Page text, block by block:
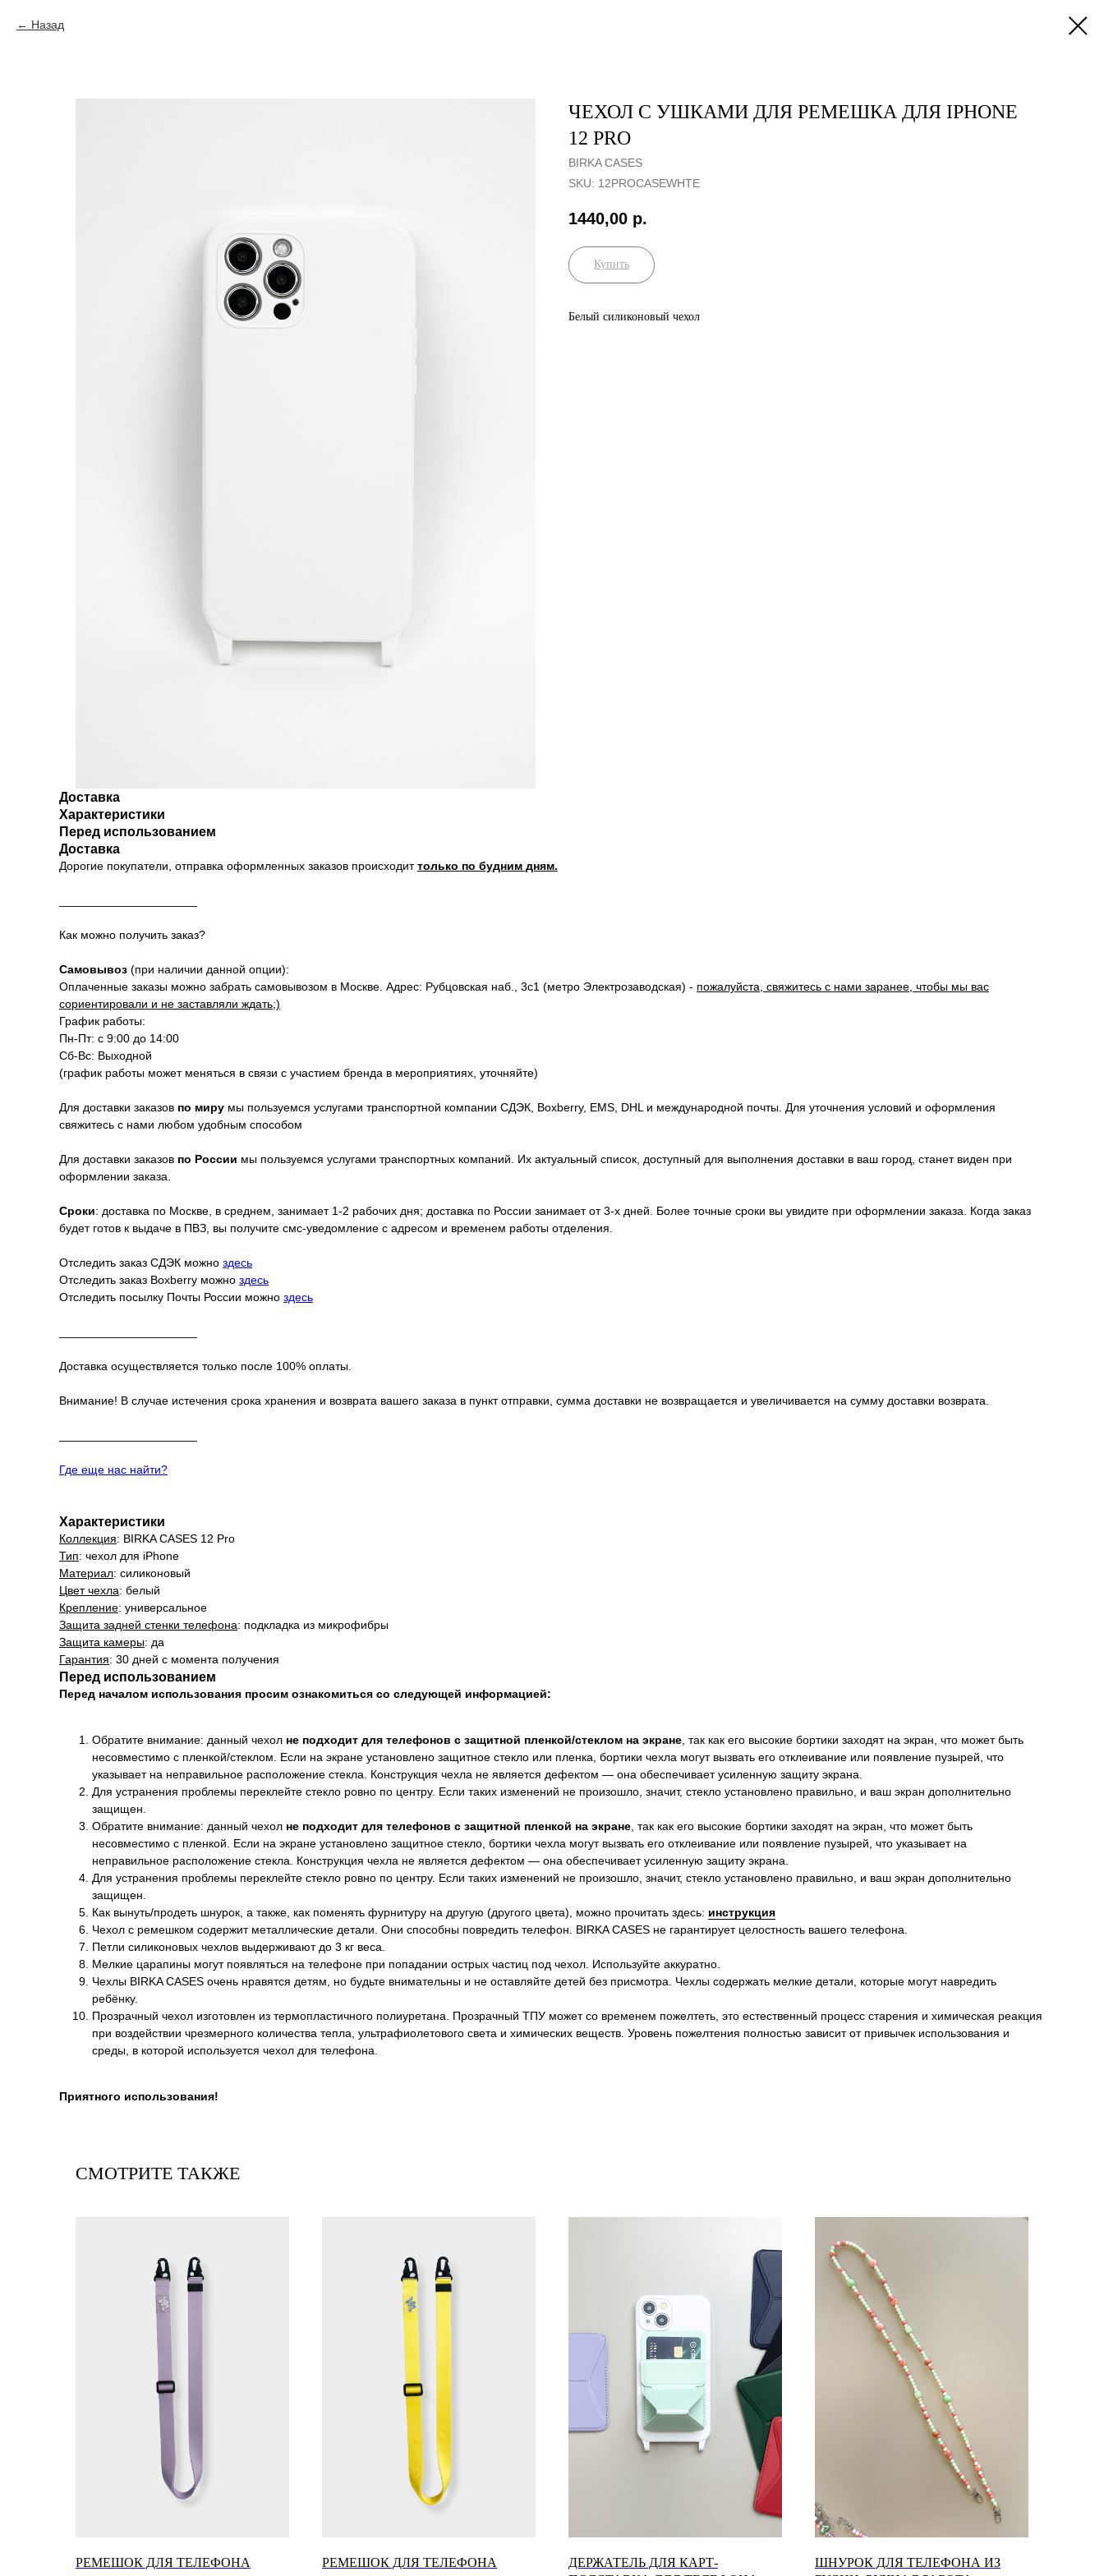
Назад
ЧЕХОЛ С УШКАМИ ДЛЯ РЕМЕШКА ДЛЯ IPHONE
12 PRO
BIRKA CASES
SKU: 12PROCASEWHTE
1440,00 р.
Купить
Белый силиконовый чехол
Доставка
Характеристики
Перед использованием
Доставка
Дорогие покупатели, отправка оформленных заказов происходиттолько по будним дням.
Как можно получить заказ?
Самовывоз (при наличии данной опции):
Оплаченные заказы можно забрать самовывозом в Москве. Адрес: Рубцовская наб., 3с1 (метро Электрозаводская) - пожалуйста, свяжитесь с нами заранее, чтобы мы вас
сориентировали и не заставляли ждать;)
График работы:
Пн-Пт: с 9:00 до 14:00
Сб-Вс: Выходной
(график работы может меняться в связи с участием бренда в мероприятиях, уточняйте)
Для доставки заказов по миру мы пользуемся услугами транспортной компании СДЭК, Boxberry, EMS, DHL и международной почты. Для уточнения условий и оформления
свяжитесь с нами любом удобным способом
Для доставки заказов по России мы пользуемся услугами транспортных компаний. Их актуальный список, доступный для выполнения доставки в ваш город, станет виден при
оформлении заказа.
Сроки: доставка по Москве, в среднем, занимает 1-2 рабочих дня; доставка по России занимает от 3-х дней. Более точные сроки вы увидите при оформлении заказа. Когда заказ
будет готов к выдаче в ПВЗ, вы получите смс-уведомление с адресом и временем работы отделения.
Отследить заказ СДЭК можно здесь
Отследить заказ Boxberry можно здесь
Отследить посылку Почты России можно здесь
Доставка осуществляется только после 100% оплаты.
Внимание! В случае истечения срока хранения и возврата вашего заказа в пункт отправки, сумма доставки не возвращается и увеличивается на сумму доставки возврата.
Где еще нас найти?
Характеристики
Коллекция: BIRKA CASES 12 Pro
Тип: чехол для iPhone
Материал: силиконовый
Цвет чехла: белый
Крепление: универсальное
Защита задней стенки телефона: подкладка из микрофибры
Защита камеры: да
Гарантия: 30 дней с момента получения
Перед использованием
Перед началом использования просим ознакомиться со следующей информацией:
Обратите внимание: данный чехол не подходит для телефонов с защитной пленкой/стеклом на экране , так как его высокие бортики заходят на экран, что может быть
несовместимо с пленкой/стеклом. Если на экране установлено защитное стекло или пленка, бортики чехла могут вызвать его отклеивание или появление пузырей, что
указывает на неправильное расположение стекла. Конструкция чехла не является дефектом — она обеспечивает усиленную защиту экрана.
Для устранения проблемы переклейте стекло ровно по центру. Если таких изменений не произошло, значит, стекло установлено правильно, и ваш экран дополнительно
защищен.
Обратите внимание: данный чехол не подходит для телефонов с защитной пленкой на экране , так как его высокие бортики заходят на экран, что может быть
несовместимо с пленкой. Если на экране установлено защитное стекло, бортики чехла могут вызвать его отклеивание или появление пузырей, что указывает на
неправильное расположение стекла. Конструкция чехла не является дефектом — она обеспечивает усиленную защиту экрана.
Для устранения проблемы переклейте стекло ровно по центру. Если таких изменений не произошло, значит, стекло установлено правильно, и ваш экран дополнительно
защищен.
Как вынуть/продеть шнурок, а также, как поменять фурнитуру на другую (другого цвета), можно прочитать здесь: инструкция
Чехол с ремешком содержит металлические детали. Они способны повредить телефон. BIRKA CASES не гарантирует целостность вашего телефона.
Петли силиконовых чехлов выдерживают до 3 кг веса.
Мелкие царапины могут появляться на телефоне при попадании острых частиц под чехол. Используйте аккуратно.
Чехлы BIRKA CASES очень нравятся детям, но будьте внимательны и не оставляйте детей без присмотра. Чехлы содержать мелкие детали, которые могут навредить
ребёнку.
Прозрачный чехол изготовлен из термопластичного полиуретана. Прозрачный ТПУ может со временем пожелтеть, это естественный процесс старения и химическая реакция
при воздействии чрезмерного количества тепла, ультрафиолетового света и химических веществ. Уровень пожелтения полностью зависит от привычек использования и
среды, в которой используется чехол для телефона.
Приятного использования!
СМОТРИТЕ ТАКЖЕ
РЕМЕШОК ДЛЯ ТЕЛЕФОНА РЕМЕШОК ДЛЯ ТЕЛЕФОНА
ДЕРЖАТЕЛЬ ДЛЯ КАРТ-
ШНУРОК ДЛЯ ТЕЛЕФОНА ИЗ